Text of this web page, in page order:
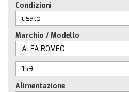
ACQUISTIAMO USATO E
VEICOLI COMMERCIALI
CONTATTI
Condizioni
Marchio / Modello
Alimentazione